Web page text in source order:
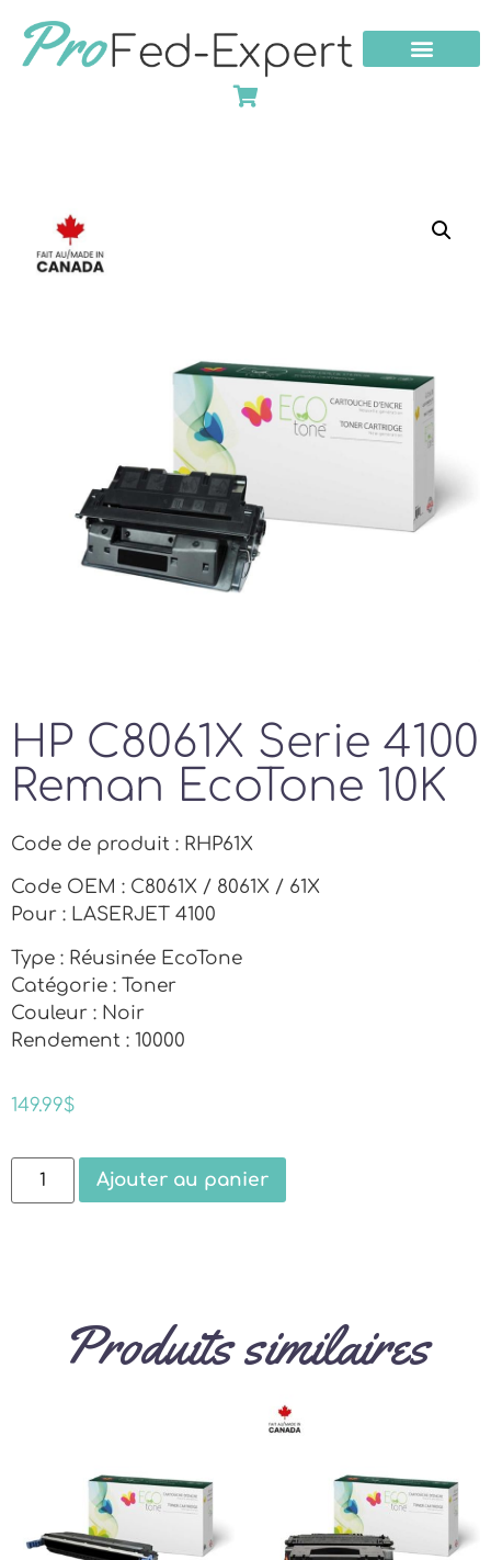
HP C8061X Serie 4100
Reman EcoTone 10K
Code de produit : RHP61X
Code OEM : C8061X / 8061X / 61X
Pour : LASERJET 4100
Type : Réusinée EcoTone
Catégorie : Toner
Couleur : Noir
Rendement : 10000
149.99$
Ajouter au panier
Produits similaires